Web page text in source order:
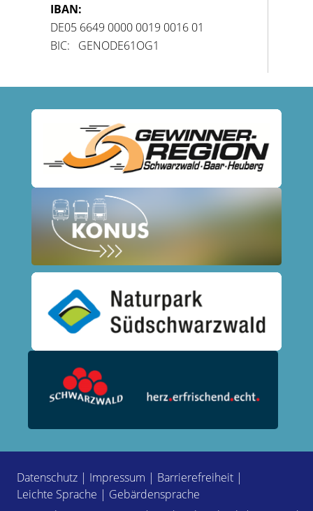
IBAN:
DE05 6649 0000 0019 0016 01
BIC: GENODE61OG1
Datenschutz | Impressum | Barrierefreiheit |
Leichte Sprache | Gebärdensprache